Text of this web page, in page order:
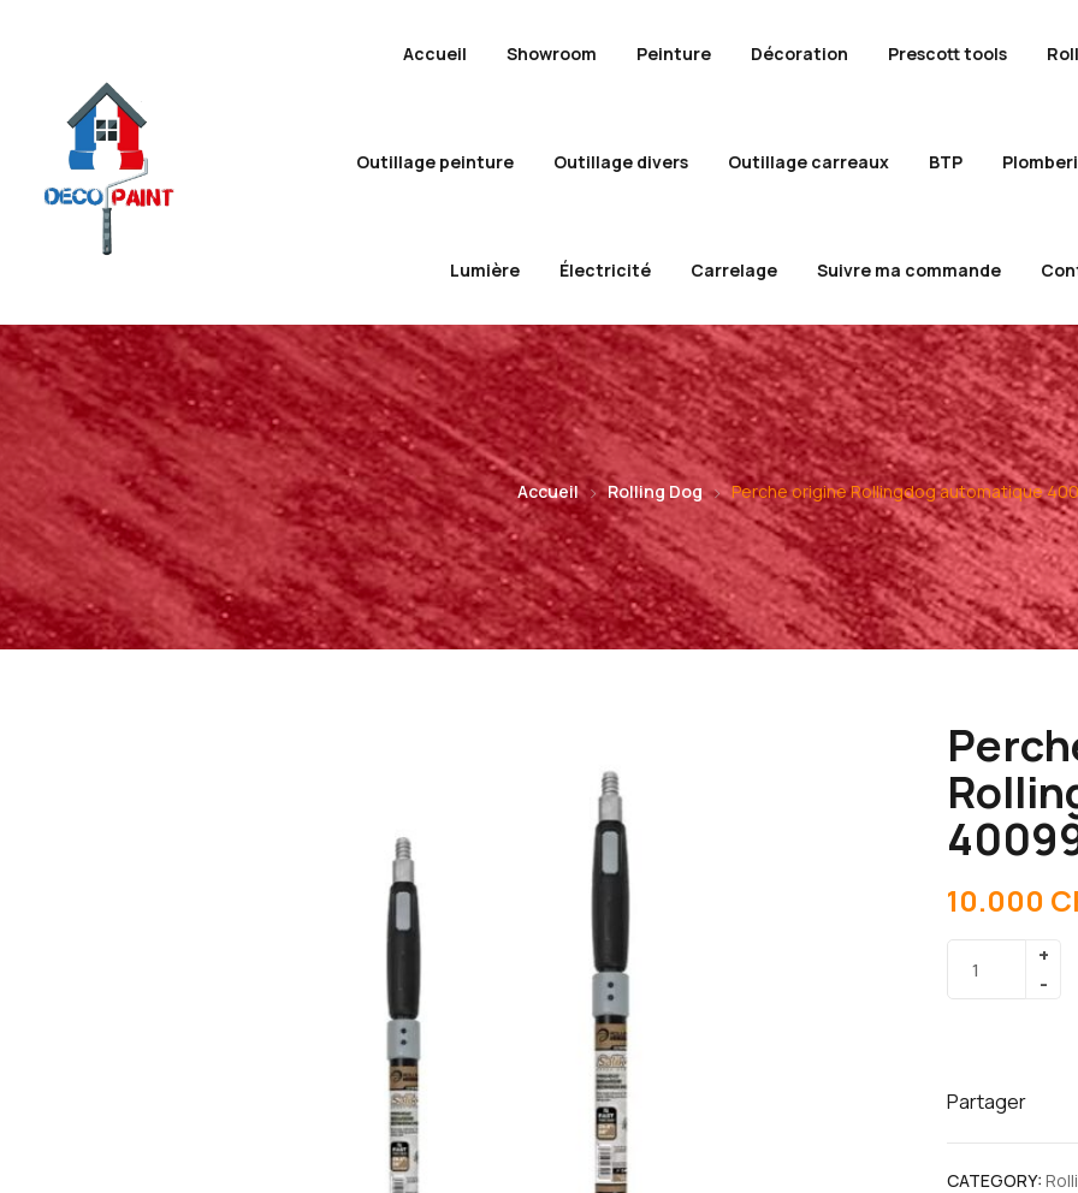
Accueil Showroom Peinture Décoration Prescott tools
Outillage peinture Outillage divers Outillage carreaux BTP
Lumière Électricité Carrelage Suivre ma commande
Accueil Rolling Dog Perche origine Rollingdog automatique
10.000
Partager
CATEGORY: